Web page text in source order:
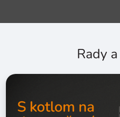
Rady